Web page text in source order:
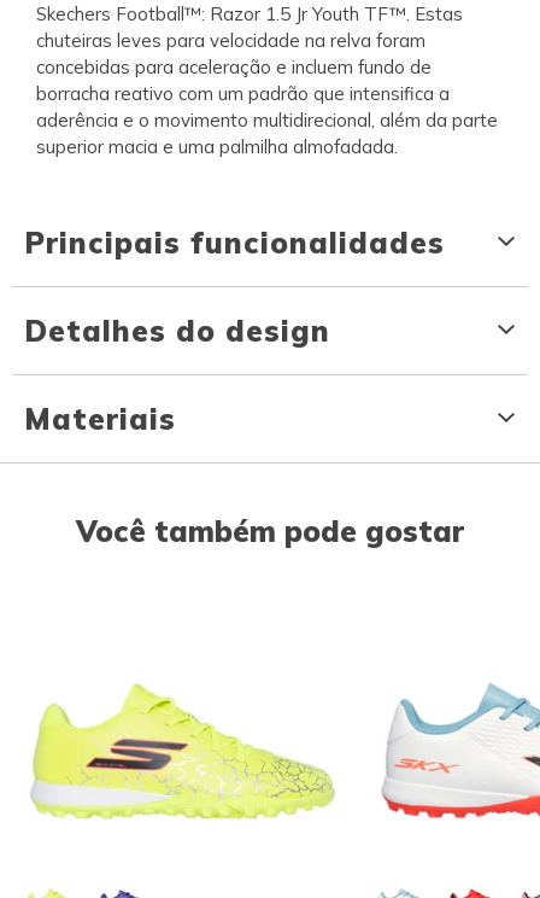
Skechers Football™: Razor 1.5 Jr Youth TF™. Estas
chuteiras leves para velocidade na relva foram
concebidas para aceleração e incluem fundo de
borracha reativo com um padrão que intensifica a
aderência e o movimento multidirecional, além da parte
superior macia e uma palmilha almofadada.
Principais funcionalidades
Detalhes do design
Materiais
Você também pode gostar